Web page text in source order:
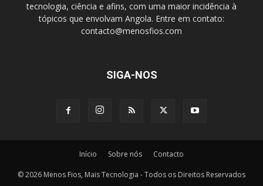
tecnologia, ciência e afins, com uma maior incidência à
tópicos que envolvam Angola. Entre em contato:
contacto@menosfios.com
SIGA-NOS
Início Sobre nós Contacto
© 2026 Menos Fios, Mais Tecnologia - Todos os Direitos Reservados